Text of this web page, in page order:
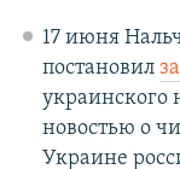
17 июня
постановил
украинского
новостью о
Украине